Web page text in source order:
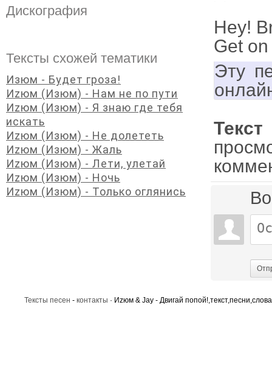
Hey!
Get
Эту
Дискография
Тексты схожей тематики
Изюм - Будет гроза!
Иzюм (Изюм) - Нам не по пути
Иzюм (Изюм) - Я знаю где тебя
искать
Иzюм (Изюм) - Не долететь
Иzюм (Изюм) - Жаль
Иzюм (Изюм) - Лети, улетай
Иzюм (Изюм) - Ночь
Иzюм (Изюм) - Только оглянись
Тексты песен - контакты · Иzюм & Jay - Двигай